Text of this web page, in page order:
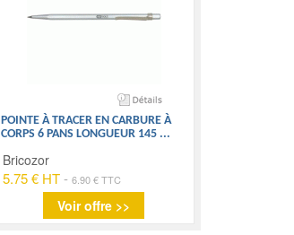
POINTE À TRACER EN CARBURE À
CORPS 6 PANS LONGUEUR 145 ...
Bricozor
5.75 € HT-6.90 € TTC
Voir offre >>